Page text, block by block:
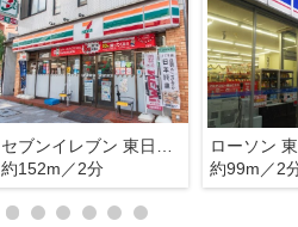
セブンイレブン 東日本橋駅前店
約152m／2分
約99m／2